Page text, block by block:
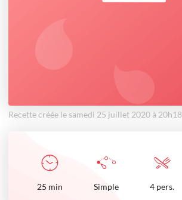
Recette créée le samedi 25 juillet 2020 à 20h18
25 min Simple 4 pers.